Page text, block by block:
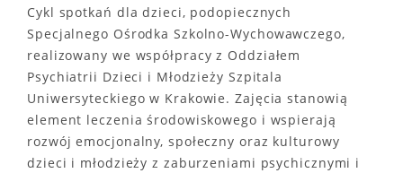
Cykl spotkań dla dzieci, podopiecznych
Specjalnego Ośrodka Szkolno-Wychowawczego,
realizowany we współpracy z Oddziałem
Psychiatrii Dzieci i Młodzieży Szpitala
Uniwersyteckiego w Krakowie. Zajęcia stanowią
element leczenia środowiskowego i wspierają
rozwój emocjonalny, społeczny oraz kulturowy
dzieci i młodzieży z zaburzeniami psychicznymi i